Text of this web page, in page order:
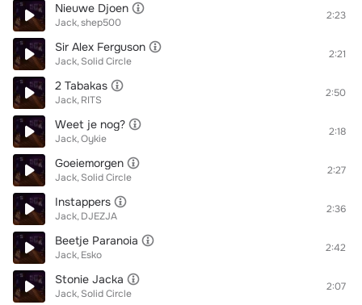
Nieuwe Djoen
Jack shep500
2:23
Sir Alex Ferguson
Jack Solid Circle
2:21
2 Tabakas
Jack RITS
2:50
Weet je nog?
Jack Oykie
2:18
Goeiemorgen
Jack Solid Circle
2:27
Instappers
Jack DJEZJA
2:36
Beetje Paranoia
Jack Esko
2:42
Stonie Jacka
Jack Solid Circle
2:07